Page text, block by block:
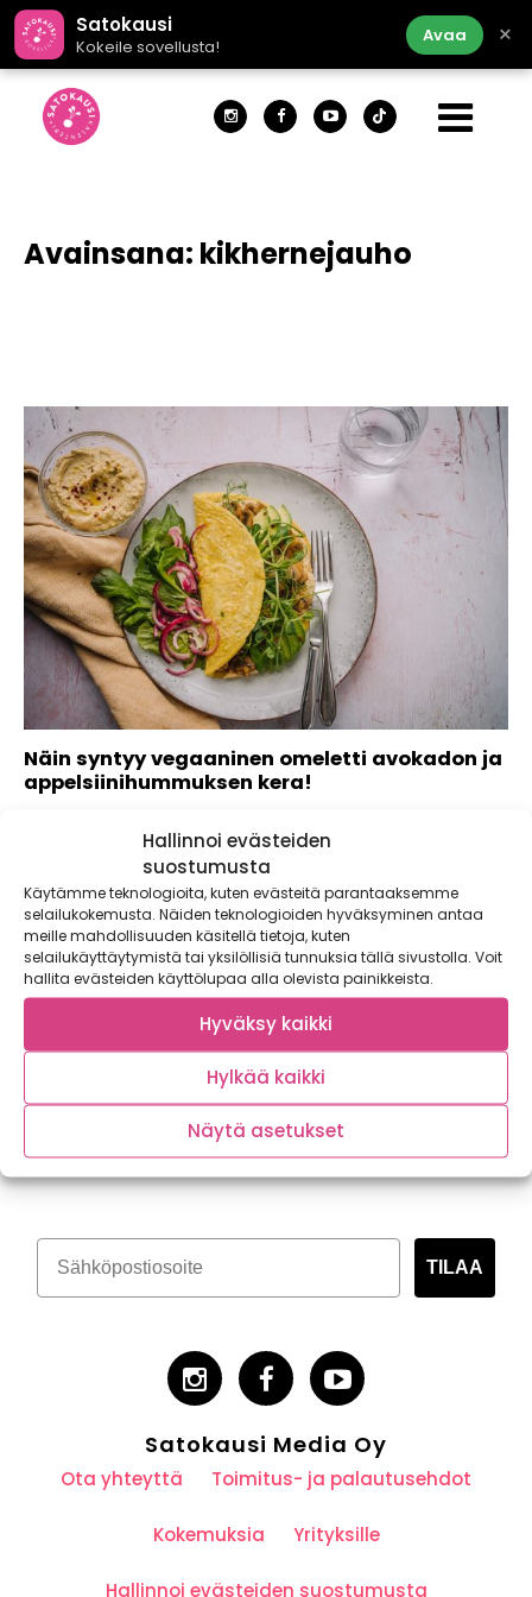
Hallinnoi evästeiden
suostumusta
Käytämme teknologioita, kuten evästeitä parantaaksemme
selailukokemusta. Näiden teknologioiden hyväksyminen antaa
meille mahdollisuuden käsitellä tietoja, kuten
selailukäyttäytymistä tai yksilöllisiä tunnuksia tällä sivustolla. Voit
hallita evästeiden käyttölupaa alla olevista painikkeista.
Hyväksy kaikki
Hylkää kaikki
Näytä asetukset
Satokausi
Kokeile sovellusta!
Avaa ×
Avainsana: kikhernejauho
Näin syntyy vegaaninen omeletti avokadon ja
appelsiinihummuksen kera!
sellaista olemassakaan? Kasvisten maailmassa kaikki on
mahdollista! Munaton...
Tilaa kasvispitoinen uutiskirje
TILAA
Satokausi Media Oy
Ota yhteyttä Toimitus- ja palautusehdot
Kokemuksia Yrityksille
Hallinnoi evästeiden suostumusta